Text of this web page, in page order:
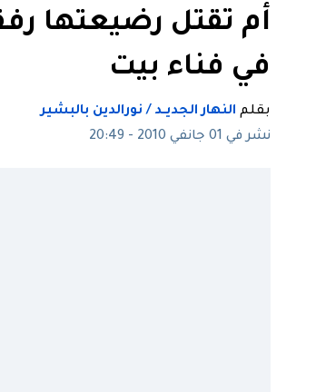
أم تقتل رضيعتها
في فناء بيت
بقلم النهار الجديــد / نورالدين بالبشير
نشر في 01 جانفي 2010 - 20:49